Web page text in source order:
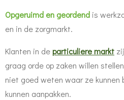
Opgeruimd en geordend is
en in de zorgmarkt.
Klanten in departiculiere markt
graag orde op zaken willen
niet goed weten waar ze kunnen
kunnen aanpakken.